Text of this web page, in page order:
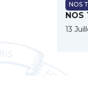
NOS
NOS
13